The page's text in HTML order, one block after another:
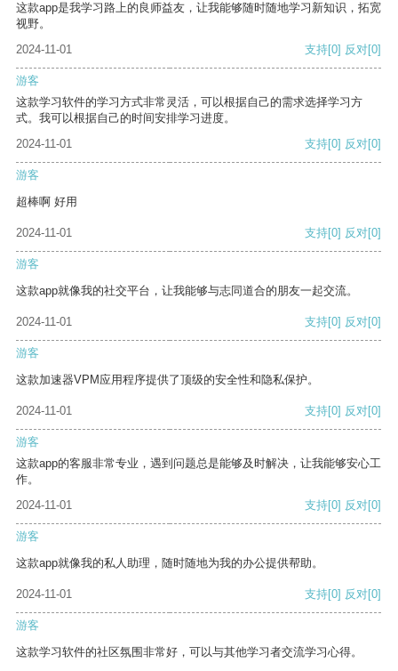
这款app是我学习路上的良师益友，让我能够随时随地学习新知识，拓宽
视野。
2024-11-01
支持[0] 反对[0]
游客
这款学习软件的学习方式非常灵活，可以根据自己的需求选择学习方
式。我可以根据自己的时间安排学习进度。
2024-11-01
支持[0] 反对[0]
游客
超棒啊 好用
2024-11-01 支持[0] 反对[0]
游客
这款app就像我的社交平台，让我能够与志同道合的朋友一起交流。
2024-11-01 支持[0] 反对[0]
游客
这款加速器VPM应用程序提供了顶级的安全性和隐私保护。
2024-11-01 支持[0] 反对[0]
游客
这款app的客服非常专业，遇到问题总是能够及时解决，让我能够安心工
作。
2024-11-01
支持[0] 反对[0]
游客
这款app就像我的私人助理，随时随地为我的办公提供帮助。
2024-11-01 支持[0] 反对[0]
游客
这款学习软件的社区氛围非常好，可以与其他学习者交流学习心得。